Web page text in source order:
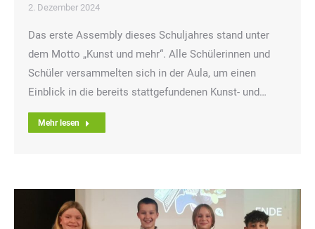
2. Dezember 2024
Das erste Assembly dieses Schuljahres stand unter
dem Motto „Kunst und mehr“. Alle Schülerinnen und
Schüler versammelten sich in der Aula, um einen
Einblick in die bereits stattgefundenen Kunst- und…
Mehr lesen